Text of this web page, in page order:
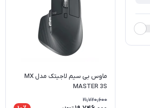
ماوس بی سیم لاجیتک مدل MX
MASTER 3S
21,720,600